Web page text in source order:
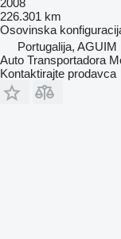
2008
226.301 km
Osovinska
Portugalija, AGUIM
Auto Transportadora
Kontaktirajte prodavca